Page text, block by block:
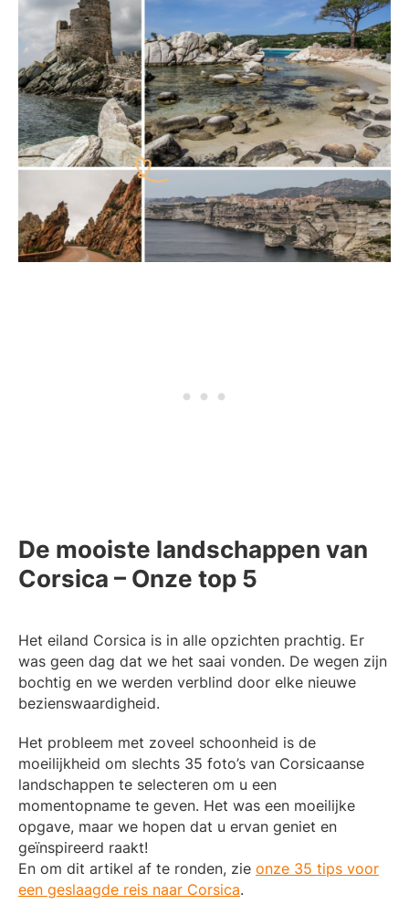
De mooiste landschappen van
Corsica – Onze top 5
Het eiland Corsica is in alle opzichten prachtig. Er
was geen dag dat we het saai vonden. De wegen zijn
bochtig en we werden verblind door elke nieuwe
bezienswaardigheid.
Het probleem met zoveel schoonheid is de
moeilijkheid om slechts 35 foto’s van Corsicaanse
landschappen te selecteren om u een
momentopname te geven. Het was een moeilijke
opgave, maar we hopen dat u ervan geniet en
geïnspireerd raakt!
En om dit artikel af te ronden, zie onze 35 tips voor
een geslaagde reis naar Corsica.